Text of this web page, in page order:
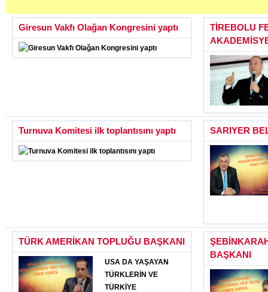
Giresun Vakfı Olağan Kongresini yaptı
TİREBOLU
Turnuva Komitesi ilk toplantısını yaptı SARIYER
TÜRK AMERİKAN TOPLUĞU BAŞKANI
USA DA YAŞAYAN
TÜRKLERİN VE
TÜRKİYE
BAŞKANI